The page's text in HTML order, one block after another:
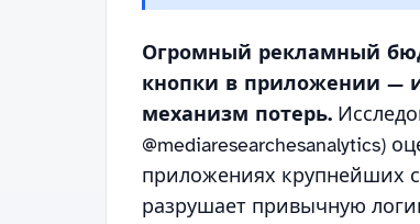
Огромный рекламный
кнопки в приложении —
механизм потерь.
@mediaresearchesanalytics)
приложениях крупнейших
разрушает привычную